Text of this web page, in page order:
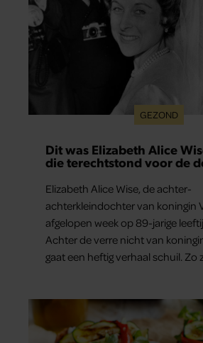
GEZOND
Dit was Elizabeth Alice
die terechtstond voor de
Elizabeth Alice Wise, de achter-
achterkleindochter van koningin
afgelopen week op 89-jarige
Achter de verre nicht van
gaat een heftig verhaal schuil. Zo